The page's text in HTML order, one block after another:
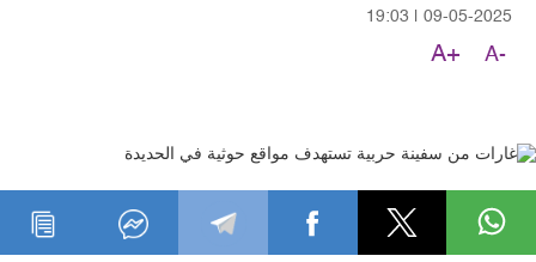
09-05-2025
19:03
A-
A+